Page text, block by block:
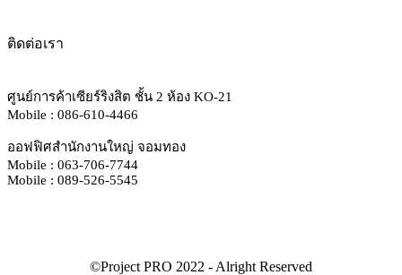
ติดต่อเรา
ศูนย์การค้าเซียร์ริงสิต ชั้น 2 ห้อง KO-21
Mobile : 086-610-4466
ออฟฟิศสำนักงานใหญ่ จอมทอง
Mobile : 063-706-7744
Mobile : 089-526-5545